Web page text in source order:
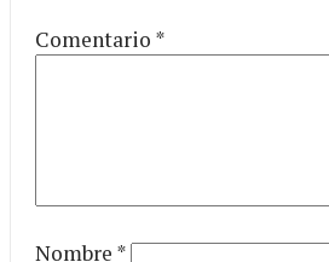
Comentario *
Nombre *